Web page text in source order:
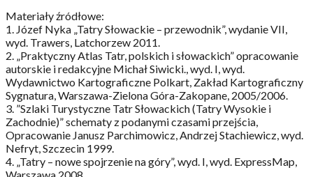
Materiały źródłowe:
1. Józef Nyka „Tatry Słowackie – przewodnik”, wydanie VII,
wyd. Trawers, Latchorzew 2011.
2. „Praktyczny Atlas Tatr, polskich i słowackich” opracowanie
autorskie i redakcyjne Michał Siwicki., wyd. I, wyd.
Wydawnictwo Kartograficzne Polkart, Zakład Kartograficzny
Sygnatura, Warszawa-Zielona Góra-Zakopane, 2005/2006.
3. ”Szlaki Turystyczne Tatr Słowackich (Tatry Wysokie i
Zachodnie)” schematy z podanymi czasami przejścia,
Opracowanie Janusz Parchimowicz, Andrzej Stachiewicz, wyd.
Nefryt, Szczecin 1999.
4. „Tatry – nowe spojrzenie na góry”, wyd. I, wyd. ExpressMap,